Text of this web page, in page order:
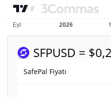
SFPUSD =
SafePal Fiyatı